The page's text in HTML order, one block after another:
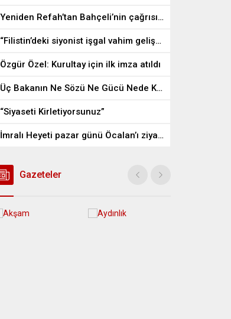
Yeniden Refah’tan Bahçeli’nin çağrısına destek
“Filistin’deki siyonist işgal vahim gelişmelere gebe”
Özgür Özel: Kurultay için ilk imza atıldı
Üç Bakanın Ne Sözü Ne Gücü Nede Kudreti Yetmedi
“Siyaseti Kirletiyorsunuz”
İmralı Heyeti pazar günü Öcalan’ı ziyaret edecek
Gazeteler